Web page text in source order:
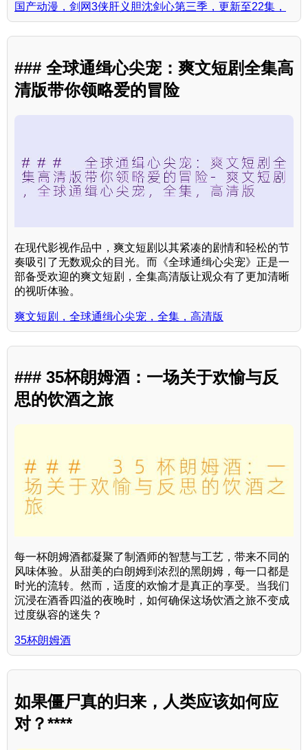
国产动漫，剑网3侠肝义胆沈剑心第三季，更新至22集，
### 全球通缉心尖宠：爽文短剧全集高
清版带你领略爱的冒险
在现代影视作品中，爽文短剧以其紧凑的剧情和轻松的节
奏吸引了无数观众的目光。而《全球通缉心尖宠》正是一
部备受欢迎的爽文短剧，全集高清版让观众有了更加清晰
的视听体验。
爽文短剧，全球通缉心尖宠，全集，高清版
### 35杯朗姆酒：一场关于欢愉与反
思的饮酒之旅
每一杯朗姆酒都凝聚了制酒师的智慧与工艺，带来不同的
风味体验。从甜美的白朗姆到浓烈的黑朗姆，每一口都是
时光的流转。然而，适度的欢愉才是真正的享受。当我们
沉浸在酒香四溢的夜晚时，如何确保这场饮酒之旅不变成
过度纵容的迷失？
35杯朗姆酒
如果僵尸真的归来，人类应该如何应
对？****